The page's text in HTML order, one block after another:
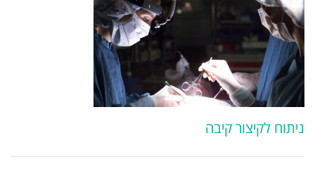
ניתוח לקיצור קיבה